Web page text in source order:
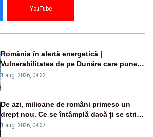
YouTube
România în alertă energetică |
Vulnerabilitatea de pe Dunăre care pune
în pericol Centrala Cernavodă era
1 aug. 2026, 09:32
De azi, milioane de români primesc un
drept nou. Ce se întâmplă dacă ți se strică
un produs
1 aug. 2026, 09:37